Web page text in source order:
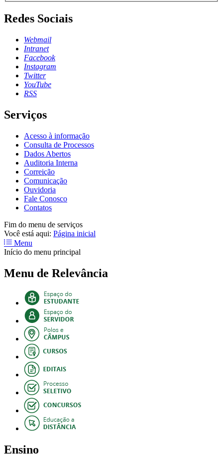
Redes Sociais
Webmail
Intranet
Facebook
Instagram
Twitter
YouTube
RSS
Serviços
Acesso à informação
Consulta de Processos
Dados Abertos
Auditoria Interna
Correição
Comunicação
Ouvidoria
Fale Conosco
Contatos
Fim do menu de serviços
Você está aqui: Página inicial
Menu
Início do menu principal
Menu de Relevância
Ensino